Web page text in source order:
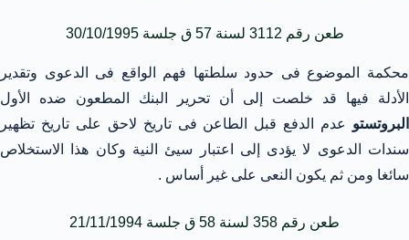
طعن رقم 3112 لسنة 57 ق جلسة 30/10/1995
محكمة الموضوع فى حدود سلطتها فهم الواقع فى الدعوى وتقدير
الأدلة فيها قد خلصت إلى أن تحرير البنك المطعون ضده الأول
البروتستو عدم الدفع قبل الطاعن فى تاريخ لاحق على تاريخ تظهير
سندات الدعوى لا يؤدى إلى اعتبار سيئ النية وكان هذا الاستخلاص
سائغا ومن ثم يكون النعى على غير أساس .
طعن رقم 358 لسنة 58 ق جلسة 21/11/1994